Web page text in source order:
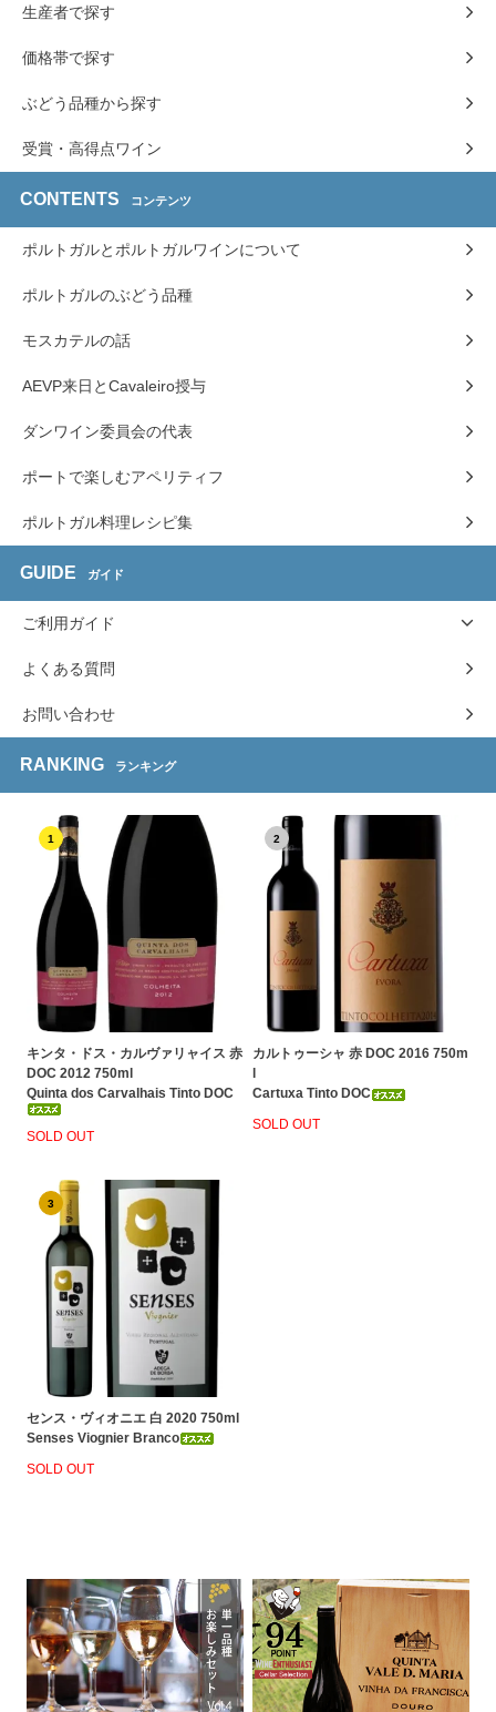
生産者で探す
価格帯で探す
ぶどう品種から探す
受賞・高得点ワイン
CONTENTS コンテンツ
ポルトガルとポルトガルワインについて
ポルトガルのぶどう品種
モスカテルの話
AEVP来日とCavaleiro授与
ダンワイン委員会の代表
ポートで楽しむアペリティフ
ポルトガル料理レシピ集
GUIDE ガイド
ご利用ガイド
よくある質問
お問い合わせ
RANKING ランキング
1
キンタ・ドス・カルヴァリャイス 赤
DOC 2012 750ml
Quinta dos Carvalhais Tinto DOC
SOLD OUT
2
カルトゥーシャ 赤 DOC 2016 750m
Cartuxa Tinto DOC
SOLD OUT
3
センス・ヴィオニエ 白 2020 750ml
Senses Viognier Branco
SOLD OUT